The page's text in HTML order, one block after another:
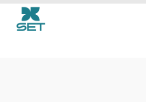
Art & Craft Cafe